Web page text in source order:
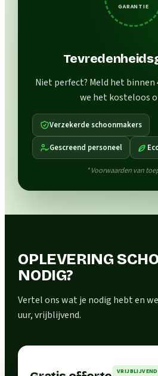
GARANTIE
Niet perfect? Meld het binnen
we het kosteloos
Verzekerde schoonmakers
Gescreend personeel
* Voorwaarden van
OPLEVERING
NODIG?
Vertel ons wat je nodig hebt en
uur, vrijblijvend.
VRIJBLIJVEND